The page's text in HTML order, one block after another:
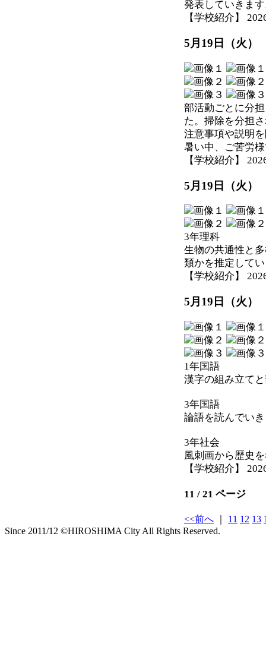
発表していきま
【学校紹介】
5月19日（火
部活動ごとに分
た。掃除を分担
注意事項や説明
暑い中、ご苦労
【学校紹介】
5月19日（火
3年理科
生物の共通性と
類かを推定して
【学校紹介】
5月19日（火
1年国語
漢字の組み立て
3年国語
論語を読んでい
3年社会
風刺画から歴史
【学校紹介】
11 / 21 ページ
<<前へ 11 12 13
Since 2011/12 ©HIROSHIMA City All Rights Reserved.